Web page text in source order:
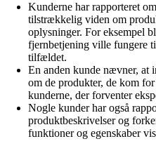
Kunderne har rapporteret
tilstrækkelig viden om
oplysninger. For eksempel
fjernbetjening ville fungere
tilfældet.
En anden kunde nævner, at
om de produkter, de kom
kunderne, der forventer
Nogle kunder har også
produktbeskrivelser og
funktioner og egenskaber